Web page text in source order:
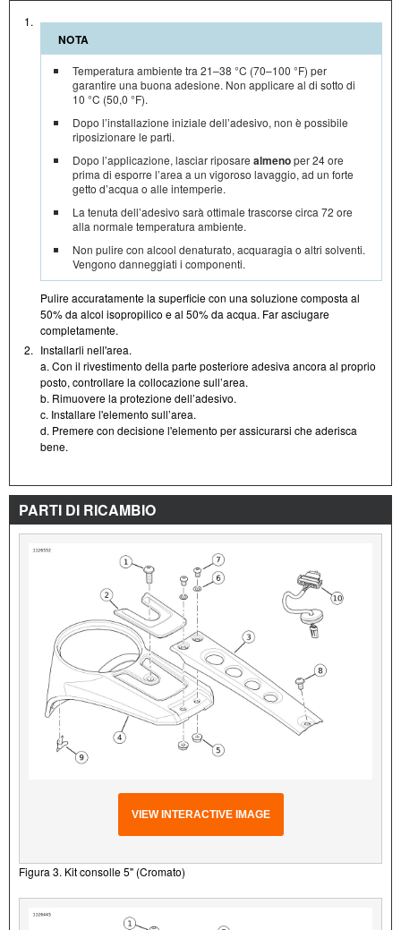
1.
NOTA
Temperatura ambiente tra 21–38 °C (70–100 °F) per
garantire una buona adesione. Non applicare al di sotto di
10 °C (50,0 °F).
Dopo l’installazione iniziale dell’adesivo, non è possibile
riposizionare le parti.
Dopo l’applicazione, lasciar riposare almenoper 24 ore
prima di esporre l’area a un vigoroso lavaggio, ad un forte
getto d’acqua o alle intemperie.
La tenuta dell’adesivo sarà ottimale trascorse circa 72 ore
alla normale temperatura ambiente.
Non pulire con alcool denaturato, acquaragia o altri solventi.
Vengono danneggiati i componenti.
Pulire accuratamente la superficie con una soluzione composta al
50% da alcol isopropilico e al 50% da acqua. Far asciugare
completamente.
2. Installarli nell'area.
a. Con il rivestimento della parte posteriore adesiva ancora al proprio
posto, controllare la collocazione sull’area.
b. Rimuovere la protezione dell’adesivo.
c. Installare l'elemento sull’area.
d. Premere con decisione l'elemento per assicurarsi che aderisca
bene.
PARTI DI RICAMBIO
VIEW INTERACTIVE IMAGE
Figura 3. Kit consolle 5" (Cromato)